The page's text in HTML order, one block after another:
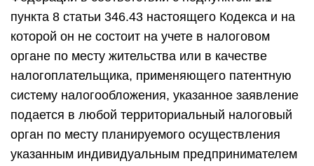
пункта 8 статьи 346.43 настоящего Кодекса и на
которой он не состоит на учете в налоговом
органе по месту жительства или в качестве
налогоплательщика, применяющего патентную
систему налогообложения, указанное заявление
подается в любой территориальный налоговый
орган по месту планируемого осуществления
указанным индивидуальным предпринимателем